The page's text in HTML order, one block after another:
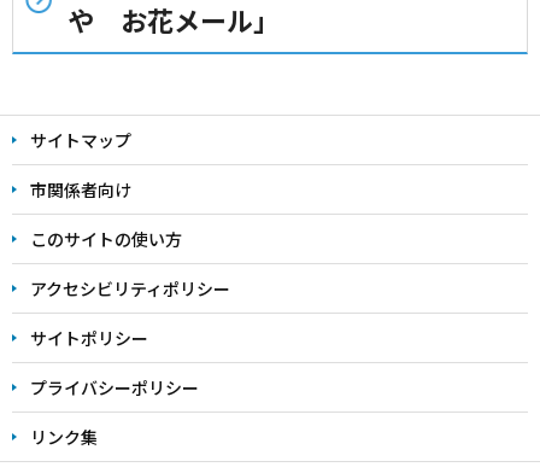
や お花メール」
文
こ
こ
ま
で
サイトマップ
市関係者向け
このサイトの使い方
アクセシビリティポリシー
サイトポリシー
プライバシーポリシー
リンク集